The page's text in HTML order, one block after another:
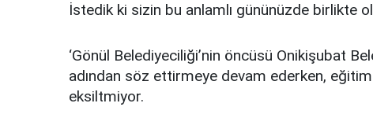
İstedik ki sizin bu anlamlı gününüzde birlikte
‘Gönül Belediyeciliği’nin öncüsü Onikişubat
adından söz ettirmeye devam ederken,
eksiltmiyor.